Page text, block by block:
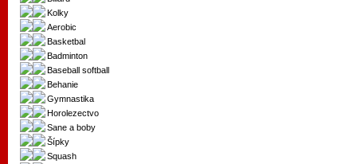
Kolky
Aerobic
Basketbal
Badminton
Baseball softball
Behanie
Gymnastika
Horolezectvo
Sane a boby
Šípky
Squash